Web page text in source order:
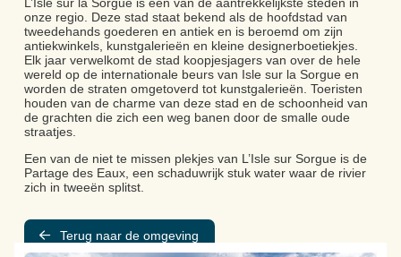
onze regio. Deze stad staat bekend als de hoofdstad van
tweedehands goederen en antiek en is beroemd om zijn
antiekwinkels, kunstgalerieën en kleine designerboetiekjes.
Elk jaar verwelkomt de stad koopjesjagers van over de hele
wereld op de internationale beurs van Isle sur la Sorgue en
worden de straten omgetoverd tot kunstgalerieën. Toeristen
houden van de charme van deze stad en de schoonheid van
de grachten die zich een weg banen door de smalle oude
straatjes.
Een van de niet te missen plekjes van L’Isle sur Sorgue is de
Partage des Eaux, een schaduwrijk stuk water waar de rivier
zich in tweeën splitst.
Terug naar de omgeving